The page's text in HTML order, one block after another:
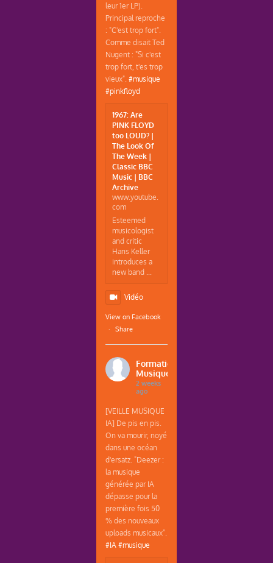
leur 1er LP).
Principal reproche
: "C'est trop fort".
Comme disait Ted
Nugent : "Si c'est
trop fort, t'es trop
vieux".#musique
#pinkfloyd
1967: Are
PINK FLOYD
too LOUD? |
The Look Of
The Week |
Classic BBC
Music | BBC
Archive
www.youtube.
com
Esteemed
musicologist
and critic
Hans Keller
introduces a
new band ...
Vidéo
View on Facebook
·
Share
Formations
Musique
2 weeks
ago
[VEILLE MUSIQUE
IA] De pis en pis.
On va mourir, noyé
dans une océan
d'ersatz. "Deezer :
la musique
générée par IA
dépasse pour la
première fois 50
% des nouveaux
uploads musicaux".
#IA#musique